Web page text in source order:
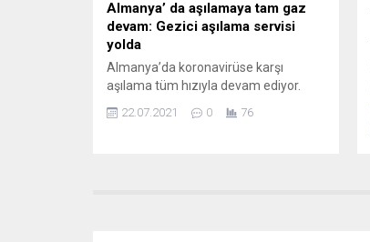
Almanya’ da aşılamaya tam gaz
devam: Gezici aşılama servisi
yolda
Almanya’da koronavirüse karşı
aşılama tüm hızıyla devam ediyor.
araçların halka gidecek. Ahlen’de
22.07.2021 0 76